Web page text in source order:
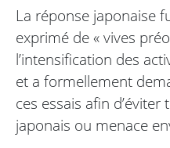
La réponse japonaise
exprimé de « vives
l’intensification des
et a formellement
ces essais afin
japonais ou menace